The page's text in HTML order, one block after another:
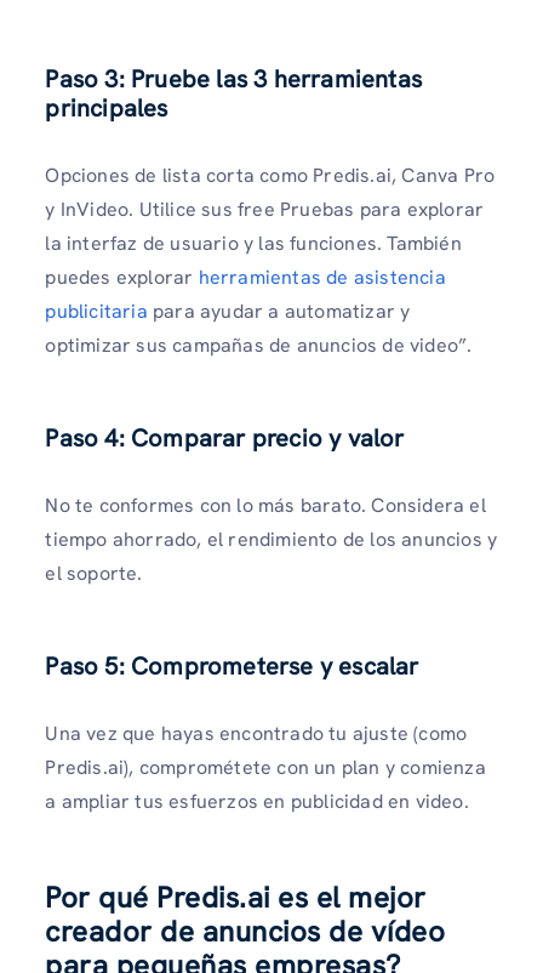
Paso 3: Pruebe las 3 herramientas
principales
Opciones de lista corta como Predis.ai, Canva Pro
y InVideo. Utilice sus free Pruebas para explorar
la interfaz de usuario y las funciones. También
puedes explorar herramientas de asistencia
publicitaria para ayudar a automatizar y
optimizar sus campañas de anuncios de video”.
Paso 4: Comparar precio y valor
No te conformes con lo más barato. Considera el
tiempo ahorrado, el rendimiento de los anuncios y
el soporte.
Paso 5: Comprometerse y escalar
Una vez que hayas encontrado tu ajuste (como
Predis.ai), comprométete con un plan y comienza
a ampliar tus esfuerzos en publicidad en video.
Por qué Predis.ai es el mejor
creador de anuncios de vídeo
para pequeñas empresas?